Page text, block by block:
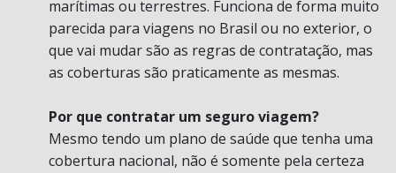
marítimas ou terrestres. Funciona de forma muito
parecida para viagens no Brasil ou no exterior, o
que vai mudar são as regras de contratação, mas
as coberturas são praticamente as mesmas.
Por que contratar um seguro viagem?
Mesmo tendo um plano de saúde que tenha uma
cobertura nacional, não é somente pela certeza